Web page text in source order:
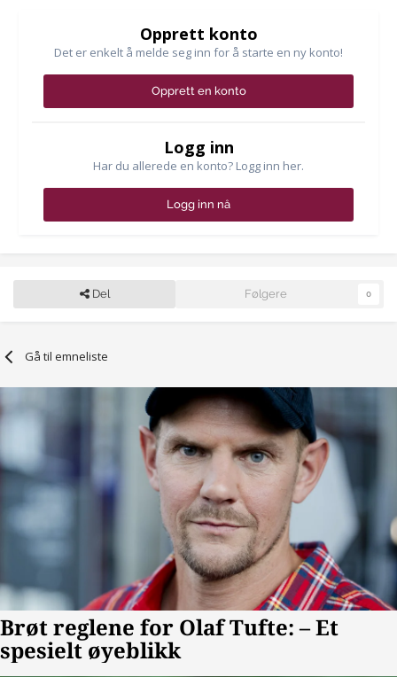
Opprett konto
Det er enkelt å melde seg inn for å starte en ny konto!
Opprett en konto
Logg inn
Har du allerede en konto? Logg inn her.
Logg inn nå
Del Følgere 0
Gå til emneliste